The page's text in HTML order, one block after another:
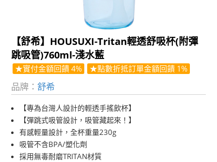
【舒希】HOUSUXI-Tritan輕透舒吸杯(附彈
跳吸管)760ml-淺水藍
★實付金額回饋 4% ★點數折抵訂單金額回饋 1%
品牌： 舒希
【專為台灣人設計的輕透手搖飲杯】
【彈跳式吸管設計，吸管藏起來！】
有感輕量設計，全杯重量230g
吸管不含BPA/塑化劑
採用無毒耐磨TRITAN材質